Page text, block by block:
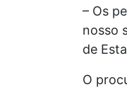
– Os
nosso
de
O